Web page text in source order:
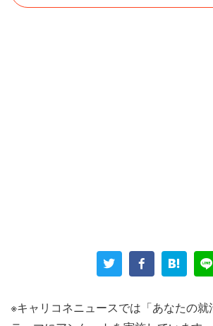
た。工学部なのにパチンコ屋やスーパ
※キャリコネニュースでは「あなたの